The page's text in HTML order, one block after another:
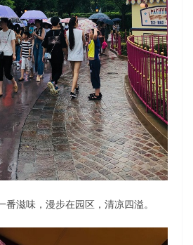
滋味，漫步在园区，清凉四溢。